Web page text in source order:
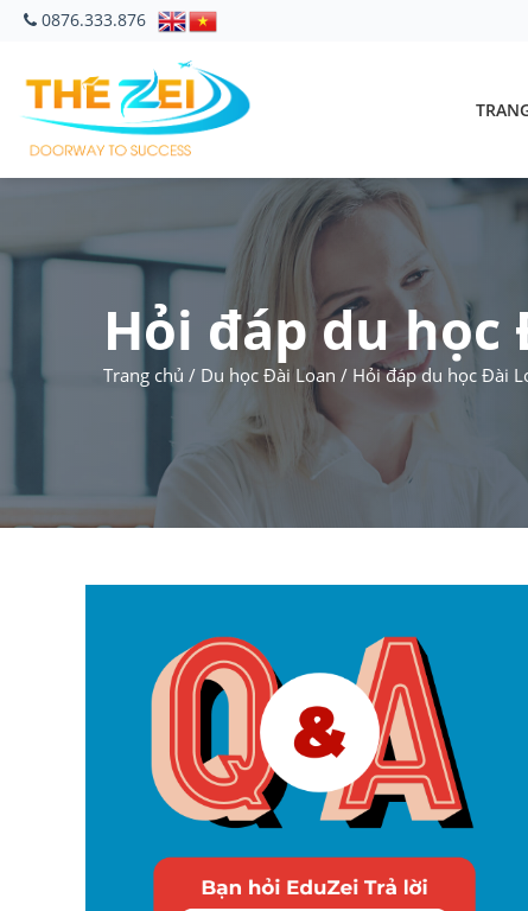
0876.333.876
Hỏi đáp du học
Trang chủ / Du học Đài Loan / Hỏi đáp du học Đài